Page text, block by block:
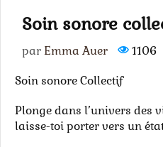
Soin sonore
par Emma Auer 1106
Soin sonore Collectif
Plonge dans l’univers des
laisse-toi porter vers un